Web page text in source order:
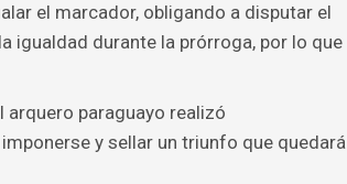
el marcador, obligando a disputar el
igualdad durante la prórroga, por lo que
arquero paraguayo realizó
y sellar un triunfo que quedará